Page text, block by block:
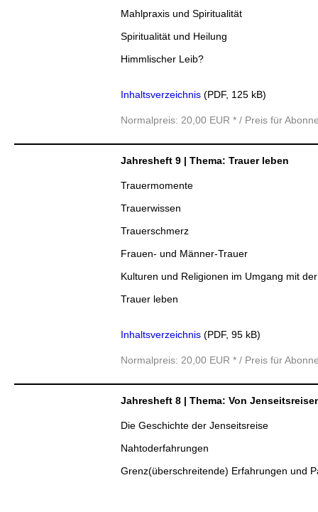
Mahlpraxis und Spiritualität
Spiritualität und Heilung
Himmlischer Leib?
Inhaltsverzeichnis (PDF, 125 kB)
Normalpreis: 20,00 EUR * / Preis für
Jahresheft 9 | Thema: Trauer leben
Trauermomente
Trauerwissen
Trauerschmerz
Frauen- und Männer-Trauer
Kulturen und Religionen im Umgang mit
Trauer leben
Inhaltsverzeichnis (PDF, 95 kB)
Normalpreis: 20,00 EUR * / Preis für
Jahresheft 8 | Thema: Von
Die Geschichte der Jenseitsreise
Nahtoderfahrungen
Grenz(überschreitende) Erfahrungen und